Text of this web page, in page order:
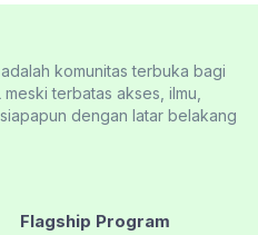
komunitas terbuka bagi
terbatas akses, ilmu,
dengan latar belakang
Flagship Program